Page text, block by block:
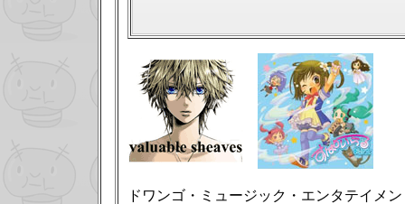
ドワンゴ・ミュージック・エンタテイメ